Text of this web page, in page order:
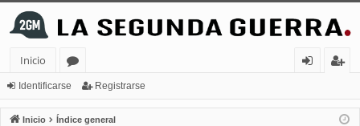
Inicio
or
os
nt
ist
Identificarse Registrarse
Inicio Índice general